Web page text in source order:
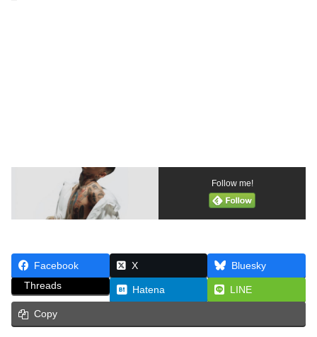
Follow me!
Facebook X
Bluesky
Threads
Hatena LINE
Copy